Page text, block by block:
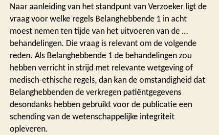
Naar aanleiding van het standpunt van Verzoeker ligt de
vraag voor welke regels Belanghebbende 1 in acht
moest nemen ten tijde van het uitvoeren van de …
behandelingen. Die vraag is relevant om de volgende
reden. Als Belanghebbende 1 de behandelingen zou
hebben verricht in strijd met relevante wetgeving of
medisch-ethische regels, dan kan de omstandigheid dat
Belanghebbenden de verkregen patiëntgegevens
desondanks hebben gebruikt voor de publicatie een
schending van de wetenschappelijke integriteit
opleveren.